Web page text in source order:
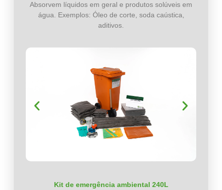
Absorvem líquidos em geral e produtos solúveis em
água. Exemplos: Óleo de corte, soda caústica,
aditivos.
Kit de emergência ambiental 240L